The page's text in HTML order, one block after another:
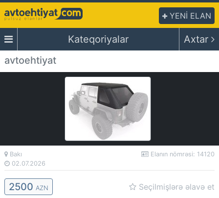
YENİ ELAN
Kateqoriyalar
Axtar
avtoehtiyat
Bakı
02.07.2026
Elanın nömrəsi: 14120
2500 AZN Seçilmişlərə əlavə et